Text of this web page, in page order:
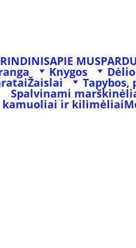
APIE MUS
Knygos
Žaislai
Spalvinami
kamuoliai ir kilimėliai